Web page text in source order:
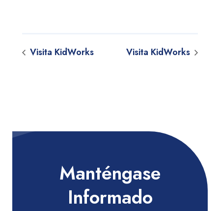
Visita KidWorks Visita KidWorks
Manténgase
Informado